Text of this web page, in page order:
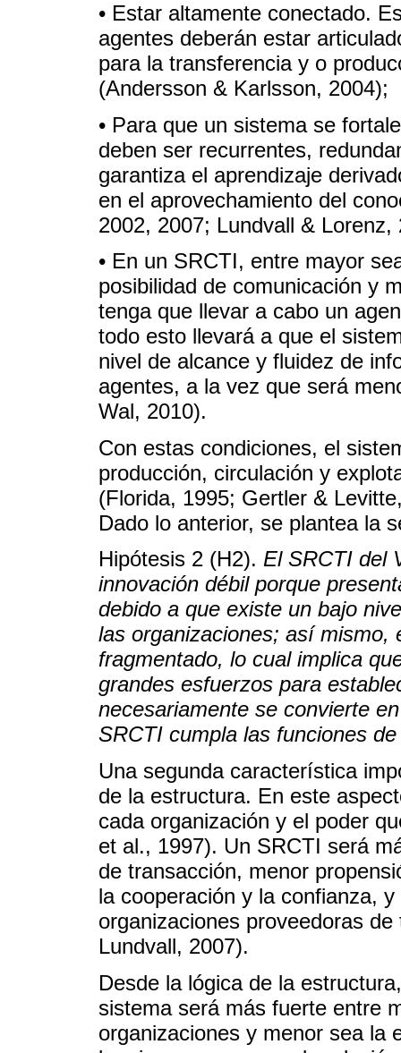
• Estar altamente conectado.
agentes deberán estar
para la transferencia y o
(Andersson & Karlsson, 2004);
• Para que un sistema se
deben ser recurrentes,
garantiza el aprendizaje
en el aprovechamiento del
2002, 2007; Lundvall & Lorenz,
• En un SRCTI, entre mayor
posibilidad de comunicación y
tenga que llevar a cabo un
todo esto llevará a que el
nivel de alcance y fluidez de
agentes, a la vez que será
Wal, 2010).
Con estas condiciones, el
producción, circulación y
(Florida, 1995; Gertler &
Dado lo anterior, se plantea la
Hipótesis 2 (H2). El SRCTI del
innovación débil porque
debido a que existe un bajo
las organizaciones; así mismo,
fragmentado, lo cual implica
grandes esfuerzos para
necesariamente se convierte
SRCTI cumpla las funciones
Una segunda característica
de la estructura. En este
cada organización y el poder
et al., 1997). Un SRCTI será
de transacción, menor
la cooperación y la confianza,
organizaciones proveedoras
Lundvall, 2007).
Desde la lógica de la
sistema será más fuerte entre
organizaciones y menor sea la